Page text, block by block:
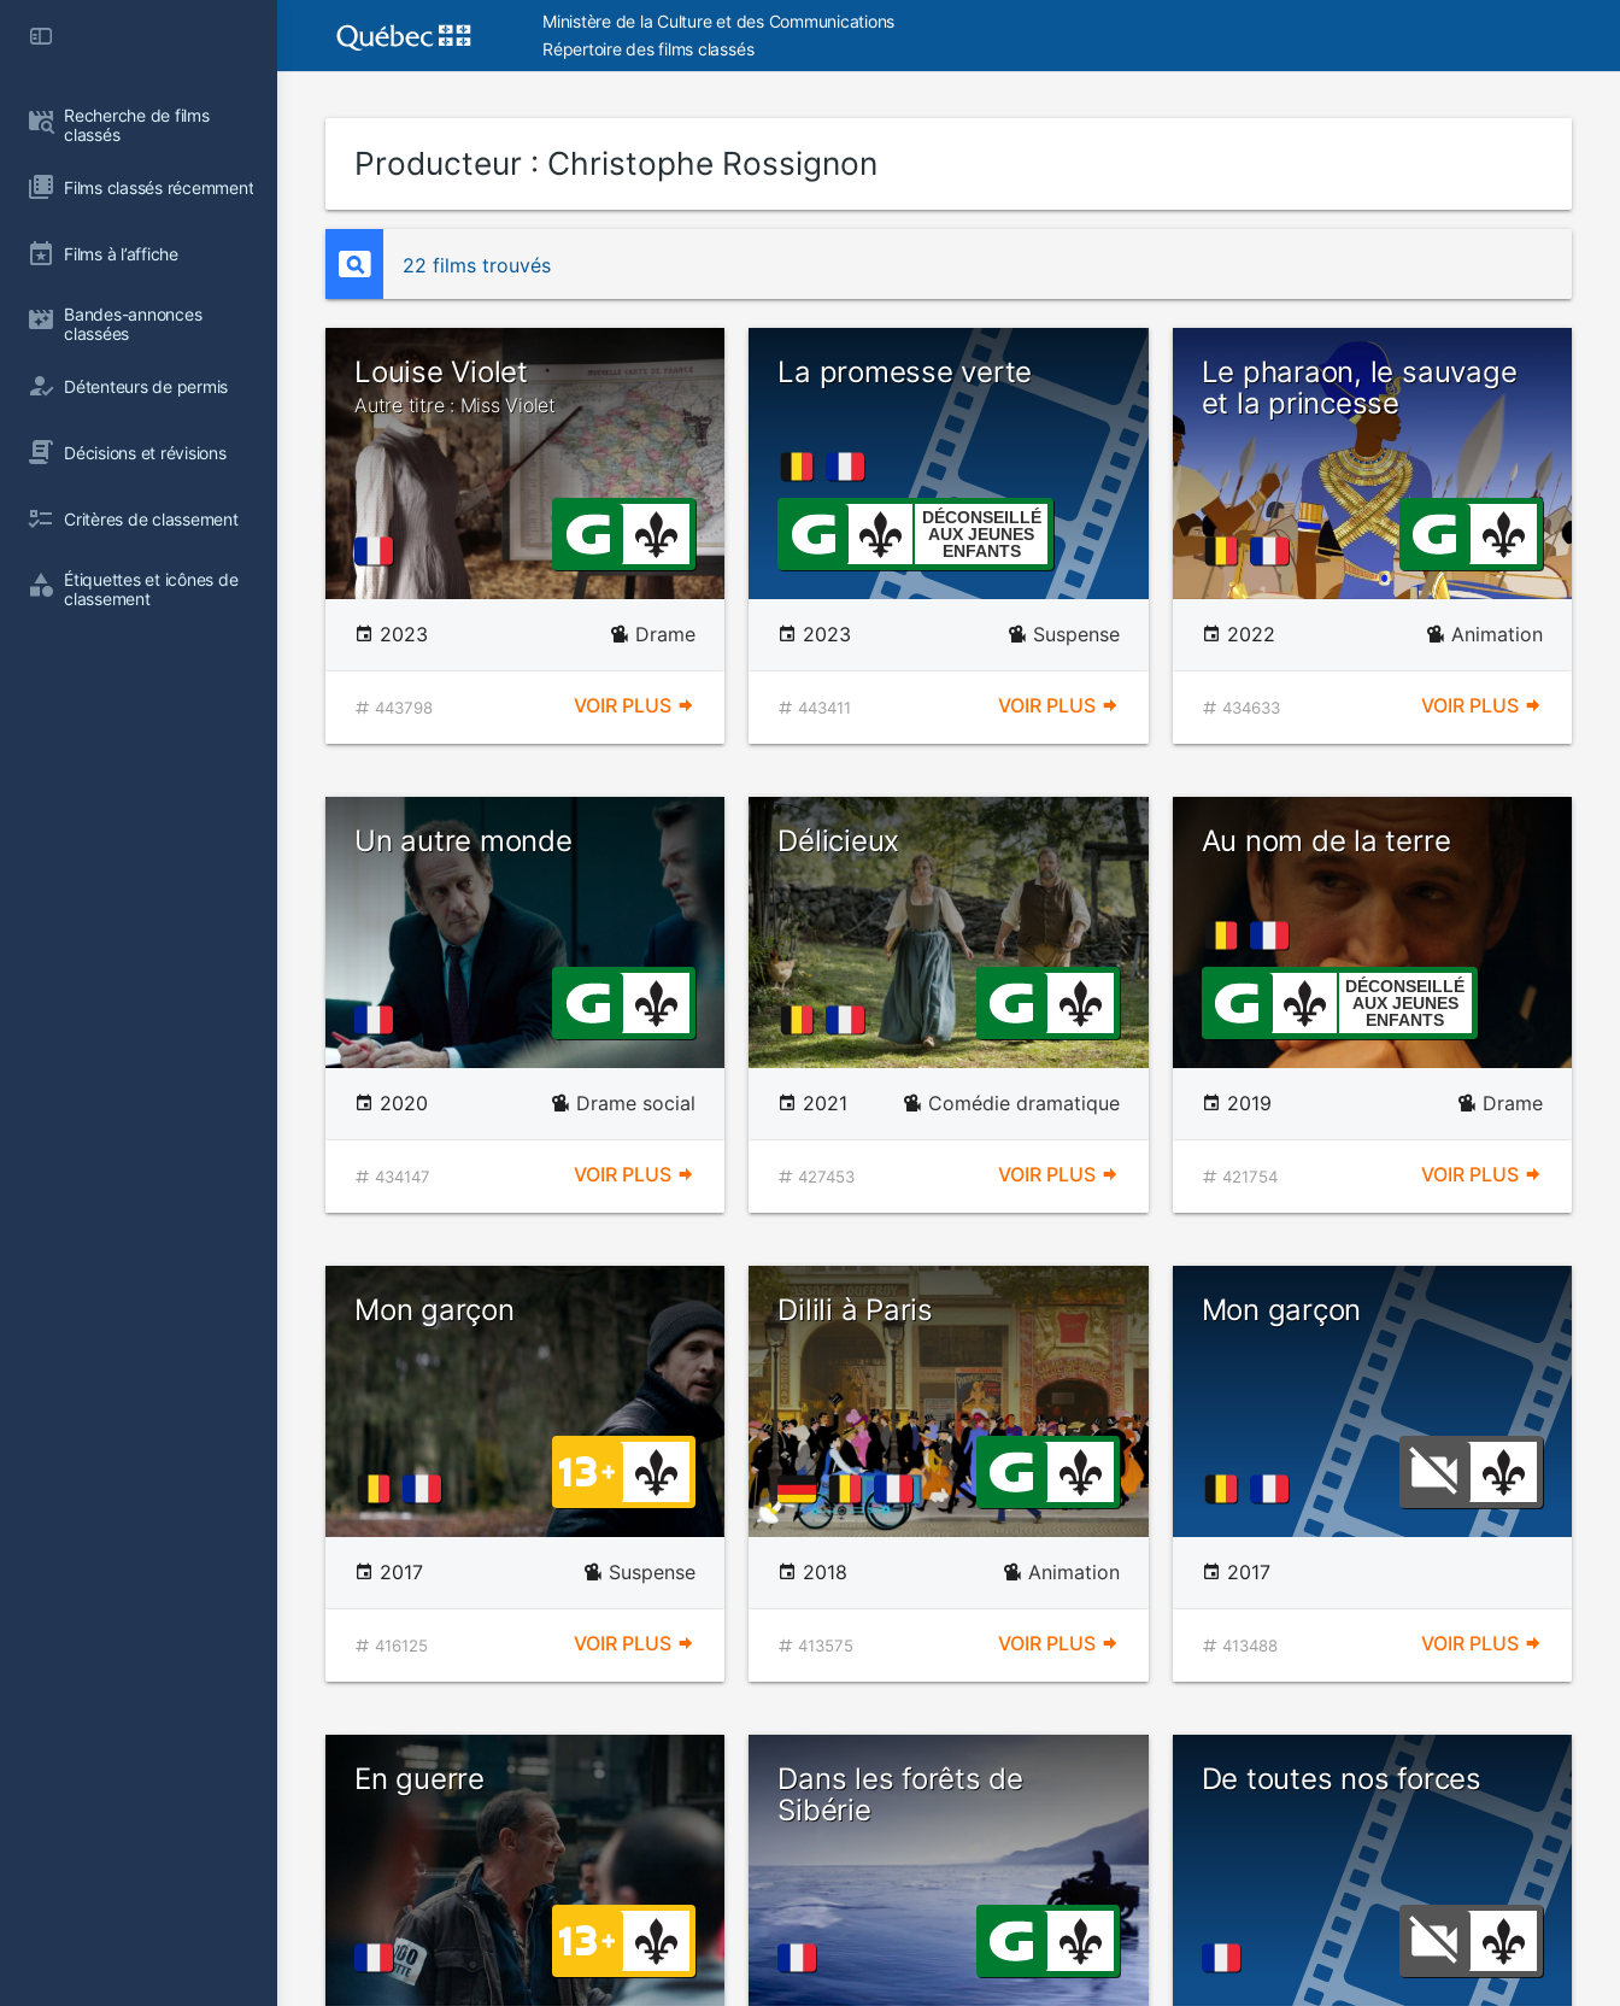
Recherche de films
classés
Films classés récemment
Films à l’affiche
Bandes-annonces
classées
Détenteurs de permis
Décisions et révisions
Critères de classement
Étiquettes et icônes de
classement
Ministère de la Culture et des Communications
Répertoire des films classés
Producteur : Christophe Rossignon
22 films trouvés
Louise Violet
Autre titre : Miss Violet
2023 Drame
443798 VOIR PLUS
La promesse verte
DÉCONSEILLÉ
AUX JEUNES
ENFANTS
2023 Suspense
443411 VOIR PLUS
Le pharaon, le sauvage
et la princesse
2022 Animation
434633 VOIR PLUS
Un autre monde
2020 Drame social
434147 VOIR PLUS
Délicieux
2021 Comédie dramatique
427453 VOIR PLUS
Au nom de la terre
DÉCONSEILLÉ
AUX JEUNES
ENFANTS
2019 Drame
421754 VOIR PLUS
Mon garçon
2017 Suspense
416125 VOIR PLUS
Dilili à Paris
2018 Animation
413575 VOIR PLUS
Mon garçon
2017
413488 VOIR PLUS
En guerre
Dans les forêts de
Sibérie
De toutes nos forces